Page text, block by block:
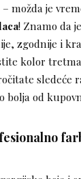
možda je
! Znamo da
zgodnije i
kolor
sledeće
bolja od